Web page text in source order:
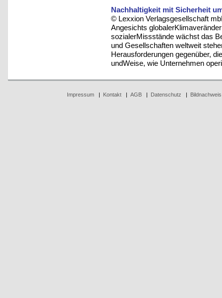
Nachhaltigkeit mit Sicherheit
© Lexxion Verlagsgesellschaft
Angesichts
sozialerMissstände wächst das
und Gesellschaften weltweit
Herausforderungen gegenüber,
undWeise, wie Unternehmen
Impressum| Kontakt| AGB| Datenschutz Bildnachweis